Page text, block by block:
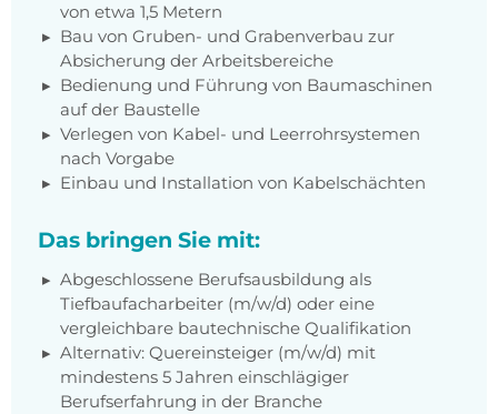
von etwa 1,5 Metern
Bau von Gruben- und Grabenverbau zur
Absicherung der Arbeitsbereiche
Bedienung und Führung von Baumaschinen
auf der Baustelle
Verlegen von Kabel- und Leerrohrsystemen
nach Vorgabe
Einbau und Installation von Kabelschächten
Das bringen Sie mit:
Abgeschlossene Berufsausbildung als
Tiefbaufacharbeiter (m/w/d) oder eine
vergleichbare bautechnische Qualifikation
Alternativ: Quereinsteiger (m/w/d) mit
mindestens 5 Jahren einschlägiger
Berufserfahrung in der Branche